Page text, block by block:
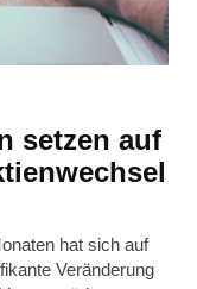
setzen auf
hat sich auf
Veränderung